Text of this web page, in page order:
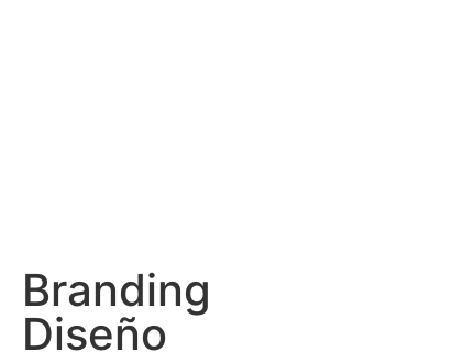
Branding
Diseño